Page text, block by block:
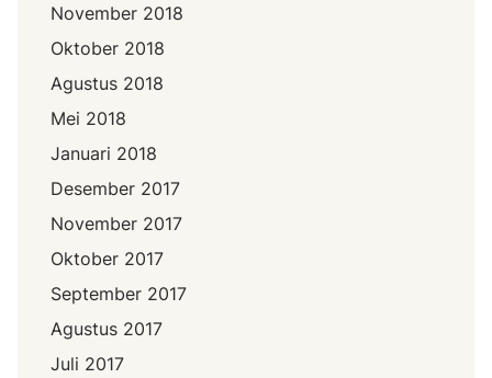
November 2018
Oktober 2018
Agustus 2018
Mei 2018
Januari 2018
Desember 2017
November 2017
Oktober 2017
September 2017
Agustus 2017
Juli 2017